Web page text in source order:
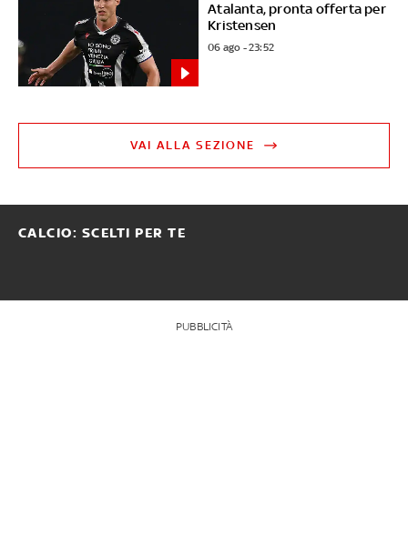
Atalanta, pronta offerta per
Kristensen
06 ago - 23:52
VAI ALLA SEZIONE
CALCIO: SCELTI PER TE
PUBBLICITÀ